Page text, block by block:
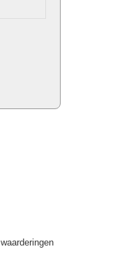
waarderingen